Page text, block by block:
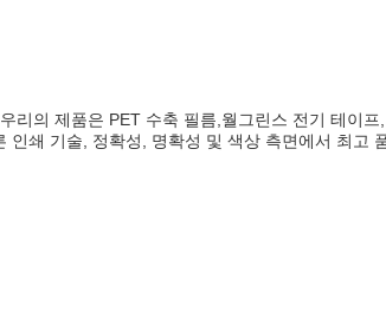
리의 제품은 PET 수축 필름,월그린스 전기 테이프
쇄 기술, 정확성, 명확성 및 색상 측면에서 최고